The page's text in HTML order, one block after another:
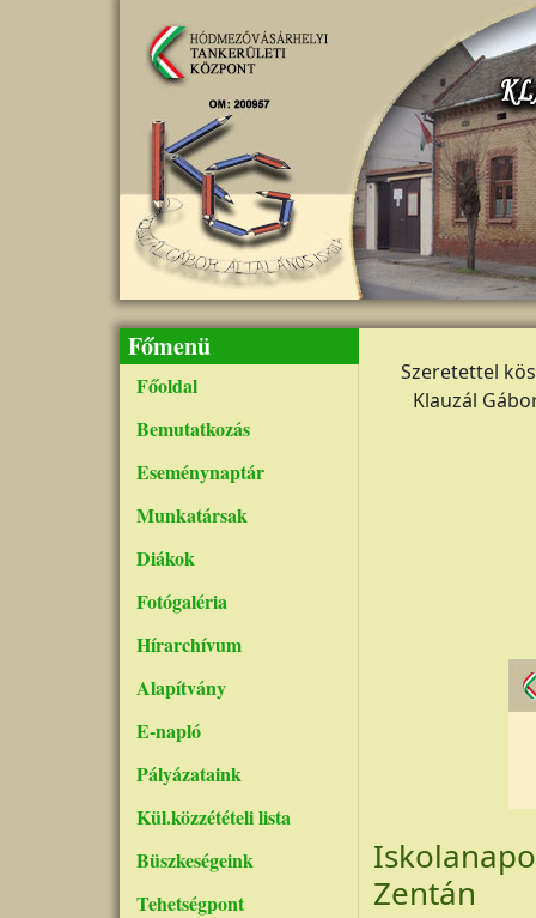
Főmenü
Főoldal
Bemutatkozás
Eseménynaptár
Munkatársak
Diákok
Fotógaléria
Hírarchívum
Alapítvány
E-napló
Pályázataink
Kül.közzétételi lista
Büszkeségeink
Tehetségpont
Szeretettel
Klauzál
Zentán